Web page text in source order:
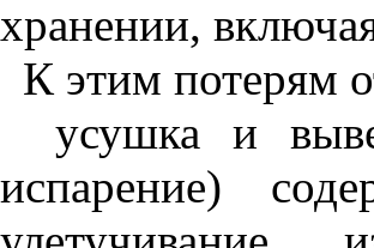
хранении,
К этим потерям
усушка и
испарение)